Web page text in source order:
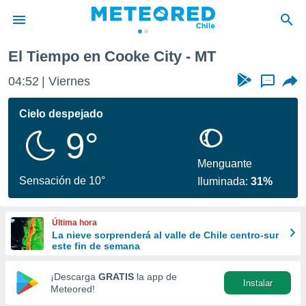
de
por
se
calidad.
a este
las
y
forma
digital
basada
El Tiempo en Cooke City - MT
04:52 Viernes ...
Cielo despejado
9°
Sensación de 10°
Menguante
Iluminada:31%
Última hora
La nieve sorprenderá al valle de Chile centro-sur
este fin de semana
¡Descarga GRATIS la app de
Meteored!
Instalar